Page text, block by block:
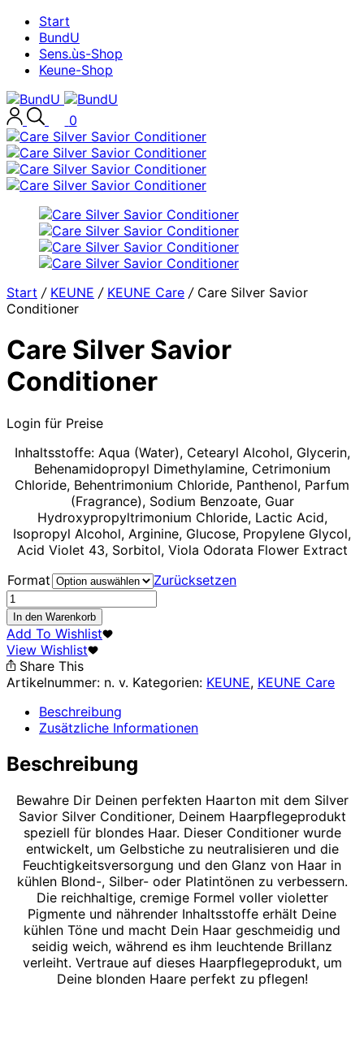
Start
BundU
Sens.ùs-Shop
Keune-Shop
0
Start / KEUNE / KEUNE Care /Care Silver Savior
Conditioner
Care Silver Savior
Conditioner
Login für Preise
Inhaltsstoffe: Aqua (Water), Cetearyl Alcohol, Glycerin,
Behenamidopropyl Dimethylamine, Cetrimonium
Chloride, Behentrimonium Chloride, Panthenol, Parfum
(Fragrance), Sodium Benzoate, Guar
Hydroxypropyltrimonium Chloride, Lactic Acid,
Isopropyl Alcohol, Arginine, Glucose, Propylene Glycol,
Acid Violet 43, Sorbitol, Viola Odorata Flower Extract
Format
Zurücksetzen
Care
Silver
Savior
Conditioner
Menge
In den Warenkorb
Add To Wishlist
View Wishlist
Share This
Artikelnummer: n. v. Kategorien: KEUNE, KEUNE Care
Beschreibung
Zusätzliche Informationen
Beschreibung
Bewahre Dir Deinen perfekten Haarton mit dem Silver
Savior Silver Conditioner, Deinem Haarpflegeprodukt
speziell für blondes Haar. Dieser Conditioner wurde
entwickelt, um Gelbstiche zu neutralisieren und die
Feuchtigkeitsversorgung und den Glanz von Haar in
kühlen Blond-, Silber- oder Platintönen zu verbessern.
Die reichhaltige, cremige Formel voller violetter
Pigmente und nährender Inhaltsstoffe erhält Deine
kühlen Töne und macht Dein Haar geschmeidig und
seidig weich, während es ihm leuchtende Brillanz
verleiht. Vertraue auf dieses Haarpflegeprodukt, um
Deine blonden Haare perfekt zu pflegen!